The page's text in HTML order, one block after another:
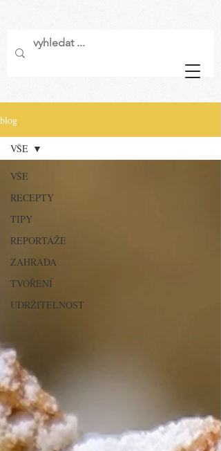
blog
VŠE
RECEPTY
TIPY
REPORTÁŽE
ZAHRADA
TVOŘENÍ
UDRŽITELNOST
VŠE